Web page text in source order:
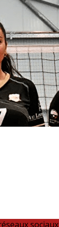
affichées
sociaux